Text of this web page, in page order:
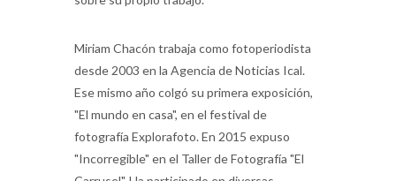
Miriam Chacón trabaja como fotoperiodista
desde 2003 en la Agencia de Noticias Ical.
Ese mismo año colgó su primera exposición,
"El mundo en casa", en el festival de
fotografía Explorafoto. En 2015 expuso
"Incorregible" en el Taller de Fotografía "El